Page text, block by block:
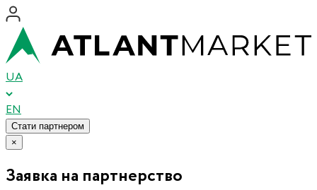
UA
EN
Стати партнером
×
Заявка на партнерство